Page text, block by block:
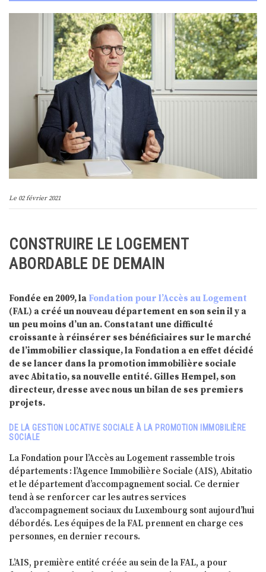
Le 02 février 2021
CONSTRUIRE LE LOGEMENT
ABORDABLE DE DEMAIN
Fondée en 2009, la Fondation pour l’Accès au Logement
(FAL) a créé un nouveau département en son sein il y a
un peu moins d’un an. Constatant une difficulté
croissante à réinsérer ses bénéficiaires sur le marché
de l’immobilier classique, la Fondation a en effet décidé
de se lancer dans la promotion immobilière sociale
avec Abitatio, sa nouvelle entité. Gilles Hempel, son
directeur, dresse avec nous un bilan de ses premiers
projets.
DE LA GESTION LOCATIVE SOCIALE À LA PROMOTION IMMOBILIÈRE
SOCIALE
La Fondation pour l’Accès au Logement rassemble trois
départements : l’Agence Immobilière Sociale (AIS), Abitatio
et le département d’accompagnement social. Ce dernier
tend à se renforcer car les autres services
d’accompagnement sociaux du Luxembourg sont aujourd’hui
débordés. Les équipes de la FAL prennent en charge ces
personnes, en dernier recours.
L’AIS, première entité créée au sein de la FAL, a pour